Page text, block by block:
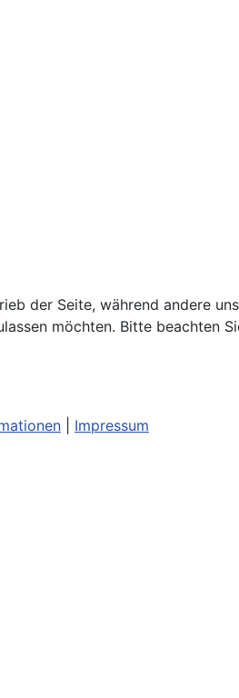
der Seite, während andere
möchten. Bitte beachten
Impressum